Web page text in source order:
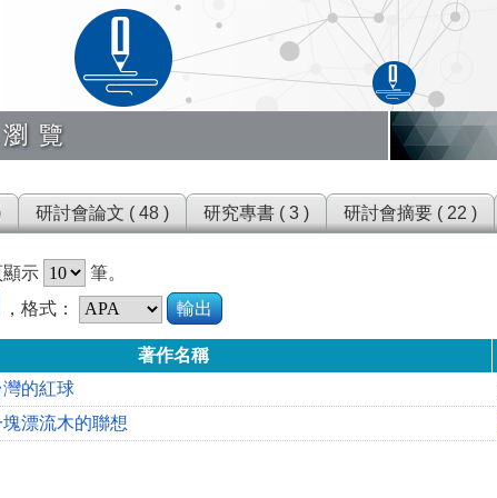
瀏覽
研討會論文 ( 48 ) 研究專書 ( 3 ) 研討會摘要 ( 22 )
顯示
筆。
，格式： 輸出
著作名稱
的紅球
漂流木的聯想